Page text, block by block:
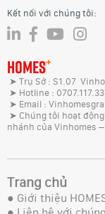
Kết nối với chúng tôi:
HOMES+
➤ Trụ Sở : S1.07
➤ Hotline :
➤ Email :
➤ Chúng tôi hoạt
nhánh của Vinhomes
Trang chủ
● Giới thiệu